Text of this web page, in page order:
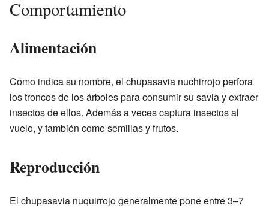
Comportamiento
Alimentación
Como indica su nombre, el chupasavia nuchirrojo perfora
los troncos de los árboles para consumir su savia y extraer
insectos de ellos. Además a veces captura insectos al
vuelo, y también come semillas y frutos.
Reproducción
El chupasavia nuquirrojo generalmente pone entre 3–7